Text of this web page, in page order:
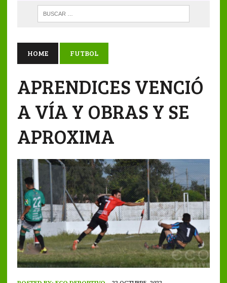
HOME FUTBOL
APRENDICES VENCIÓ
A VÍA Y OBRAS Y SE
APROXIMA